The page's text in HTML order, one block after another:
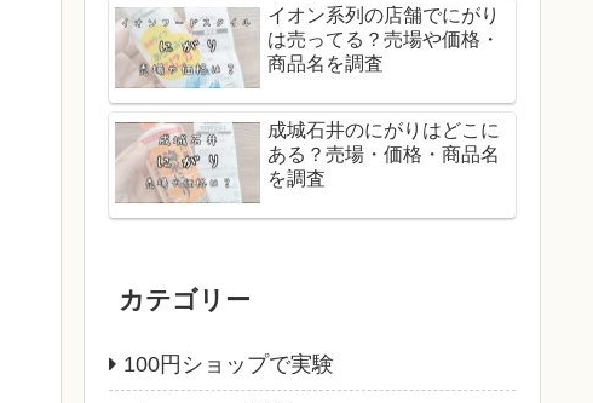
イオン系列の店舗でにがり
は売ってる？売場や価格・
商品名を調査
成城石井のにがりはどこに
ある？売場・価格・商品名
を調査
カテゴリー
100円ショップで実験